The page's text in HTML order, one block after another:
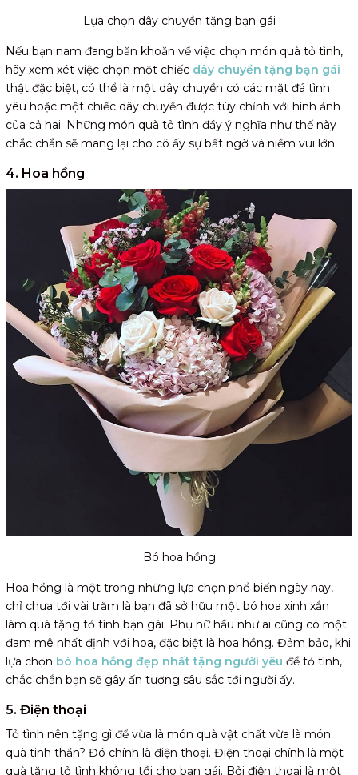
Lựa chọn dây chuyền tặng bạn gái
Nếu bạn nam đang băn khoăn về việc chọn món quà tỏ tình,
hãy xem xét việc chọn một chiếc dây chuyền tặng bạn gái
thật đặc biệt, có thể là một dây chuyền có các mặt đá tình
yêu hoặc một chiếc dây chuyền được tùy chỉnh với hình ảnh
của cả hai. Những món quà tỏ tình đầy ý nghĩa như thế này
chắc chắn sẽ mang lại cho cô ấy sự bất ngờ và niềm vui lớn.
4. Hoa hồng
Bó hoa hồng
Hoa hồng là một trong những lựa chọn phổ biến ngày nay,
chỉ chưa tới vài trăm là bạn đã sở hữu một bó hoa xinh xắn
làm quà tặng tỏ tình bạn gái. Phụ nữ hầu như ai cũng có một
đam mê nhất định với hoa, đặc biệt là hoa hồng. Đảm bảo, khi
lựa chọn bó hoa hồng đẹp nhất tặng người yêu để tỏ tình,
chắc chắn bạn sẽ gây ấn tượng sâu sắc tới người ấy.
5. Điện thoại
Tỏ tình nên tặng gì để vừa là món quà vật chất vừa là món
quà tinh thần? Đó chính là điện thoại. Điện thoại chính là một
quà tặng tỏ tình không tồi cho bạn gái. Bởi điện thoại là một